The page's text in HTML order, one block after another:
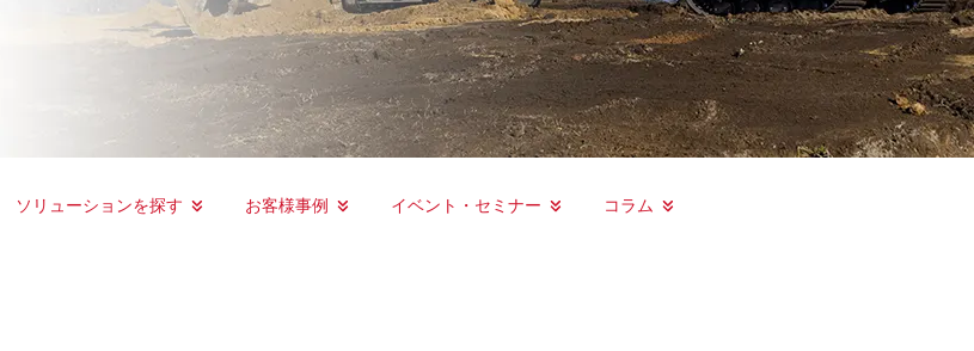
ソリューションを探す お客様事例 イベント・セミナー コラム